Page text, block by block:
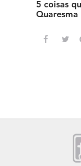
5 coisas
Quaresma